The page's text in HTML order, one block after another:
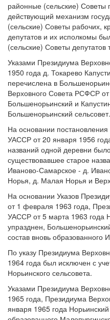
районные (сельские) Советы
действующий механизм
(сельские) Советы рабочих,
депутатов и их исполкомы
(сельские) Советы депутатов
Указами Президиума
1950 года д. Токарево
перечислена в
Верховного Совета РСФСР
Большенорьинский и
Большенорьинский сельсовет.
На основании
УАССР от 20 января 1956
названий одной деревни
существовавшее старое
Иваново-Самарское - д.
Норья, д. Малая Норья и
На основании Указов
от 1 февраля 1963 года,
УАССР от 5 марта 1963 года
упразднен,
состав вновь образованного
По указу Президиума
1964 года был исключен с
Норьинского сельсовета.
Указами Президиума
1965 года, Президиума
января 1965 года